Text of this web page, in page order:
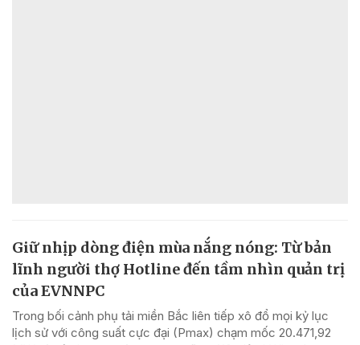
Giữ nhịp dòng điện mùa nắng nóng: Từ bản
lĩnh người thợ Hotline đến tầm nhìn quản trị
của EVNNPC
Trong bối cảnh phụ tải miền Bắc liên tiếp xô đổ mọi kỷ lục
lịch sử với công suất cực đại (Pmax) chạm mốc 20.471,92